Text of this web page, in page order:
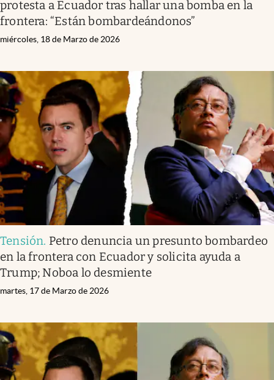
protesta a Ecuador tras hallar una bomba en la
frontera: “Están bombardeándonos”
miércoles, 18 de Marzo de 2026
Tensión. Petro denuncia un presunto bombardeo
en la frontera con Ecuador y solicita ayuda a
Trump; Noboa lo desmiente
martes, 17 de Marzo de 2026